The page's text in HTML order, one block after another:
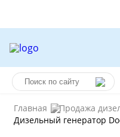
Главная
Продажа
Дизельный генератор